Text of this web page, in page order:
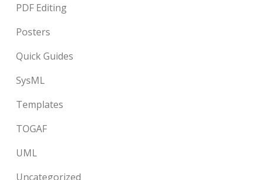
PDF Editing
Posters
Quick Guides
SysML
Templates
TOGAF
UML
Uncategorized